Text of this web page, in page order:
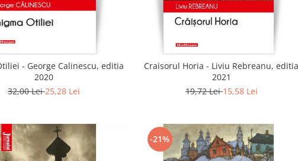
- George Calinescu, editia
2020
32,00 Lei25,28 Lei
Craisorul Horia - Liviu Rebreanu, editia
2021
19,72 Lei15,58 Lei
-21%